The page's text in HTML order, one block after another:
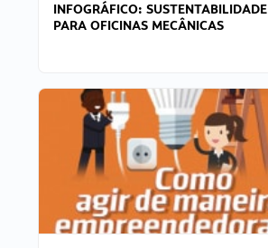
INFOGRÁFICO: SUSTENTABILIDADE
PARA OFICINAS MECÂNICAS